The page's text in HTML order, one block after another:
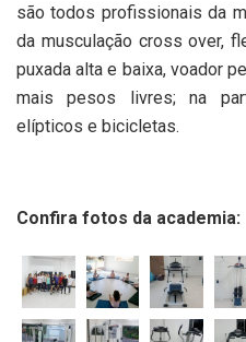
são todos profissionais da
da musculação cross over,
puxada alta e baixa, voador
mais pesos livres; na
elípticos e bicicletas.
Confira fotos da academia: